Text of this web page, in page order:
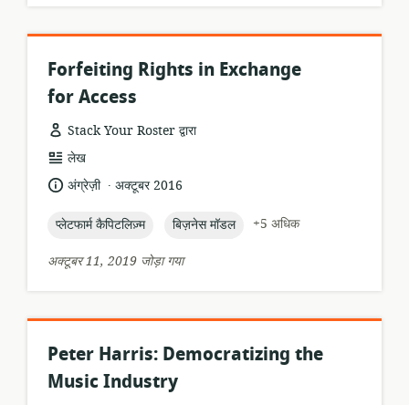
Forfeiting Rights in Exchange
for Access
Stack Your Roster द्वारा
संसाधन
प्रारूप:
लेख
भाषा:अंग्रेज़ी .
प्रकाशनअक्टूबर 2016
topic:
प्लेटफार्म कैपिटलिज़्म topic:
बिज़नेस मॉडल
+5 अधिक
अक्टूबर 11, 2019 जोड़ा गया
Peter Harris: Democratizing the
Music Industry